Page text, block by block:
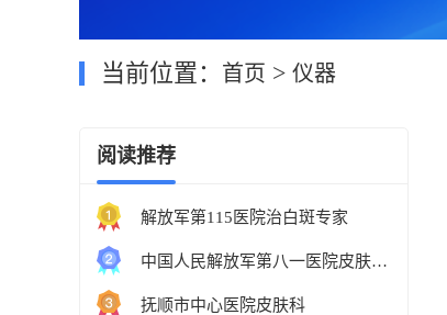
当前位置： 首页 > 仪器
阅读推荐
解放军第115医院治白斑专家
中国人民解放军第八一医院皮肤科最好的医生
抚顺市中心医院皮肤科